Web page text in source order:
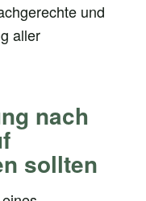
und
aller
nach
sollten